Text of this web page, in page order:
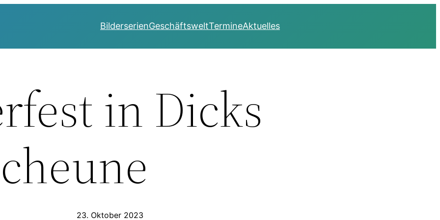
BilderserienGeschäftsweltTermineAktuelles
in Dicks
23. Oktober 2023